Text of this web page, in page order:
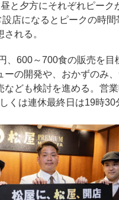
と夕方にそれぞれピーク
店になるとピークの時間
れる。
、600～700食の販売を目
ーの開発や、おかずのみ
なども検討を進める。営
くは連休最終日は19時30